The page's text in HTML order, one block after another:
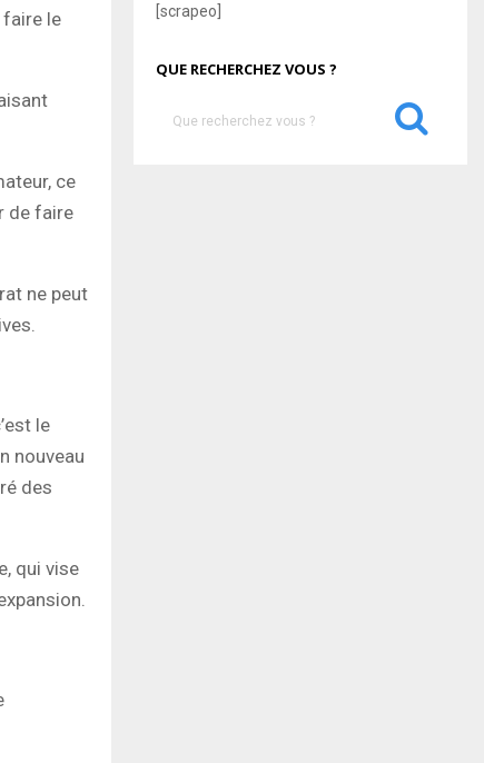
faire le
ce
de faire
ne peut
le
nouveau
des
qui vise
[scrapeo]
QUE RECHERCHEZ VOUS ?